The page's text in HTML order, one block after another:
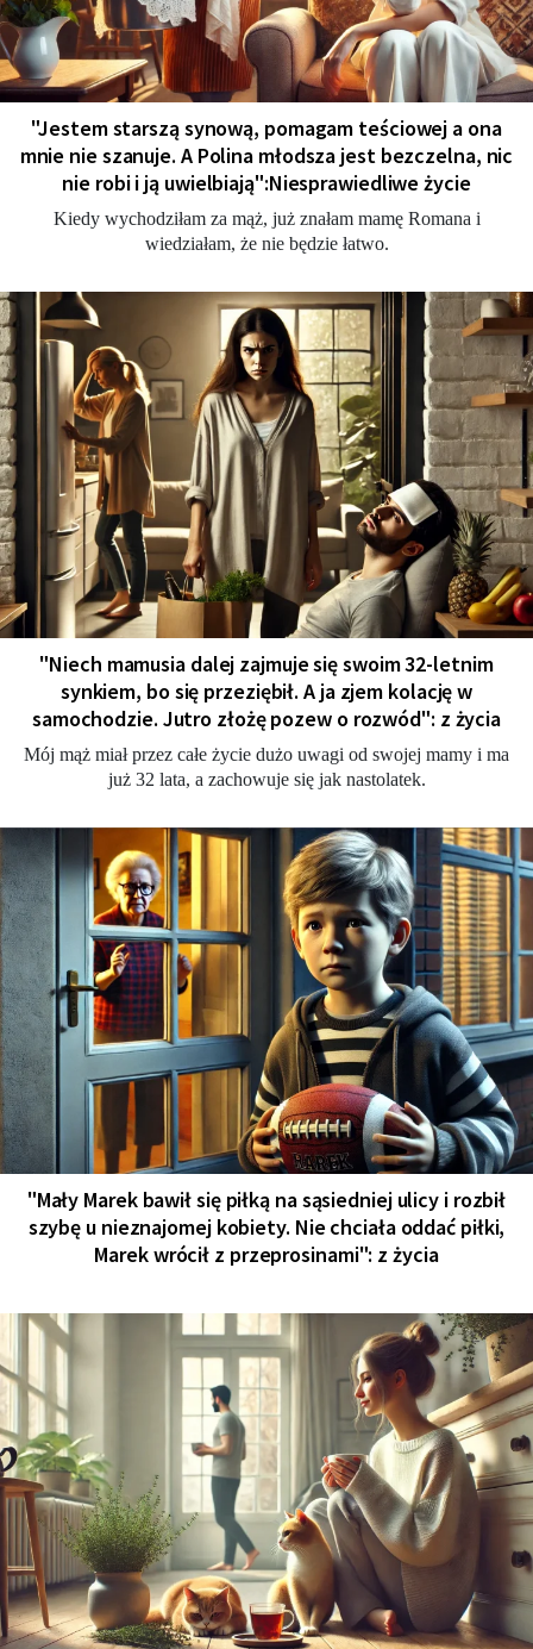
"Jestem starszą synową, pomagam teściowej a ona
mnie nie szanuje. A Polina młodsza jest bezczelna, nic
nie robi i ją uwielbiają":Niesprawiedliwe życie
Kiedy wychodziłam za mąż, już znałam mamę Romana i
wiedziałam, że nie będzie łatwo.
"Niech mamusia dalej zajmuje się swoim 32-letnim
synkiem, bo się przeziębił. A ja zjem kolację w
samochodzie. Jutro złożę pozew o rozwód": z życia
Mój mąż miał przez całe życie dużo uwagi od swojej mamy i ma
już 32 lata, a zachowuje się jak nastolatek.
"Mały Marek bawił się piłką na sąsiedniej ulicy i rozbił
szybę u nieznajomej kobiety. Nie chciała oddać piłki,
Marek wrócił z przeprosinami": z życia